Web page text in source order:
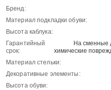
Бренд:
Материал подкладки обуви:
Высота каблука:
Гарантийный
срок:
На сменные
химические
Материал стельки:
Декоративные элементы:
Высота обуви: